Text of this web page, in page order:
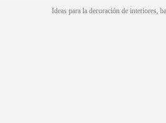
Ideas para ladecoración de interiores,